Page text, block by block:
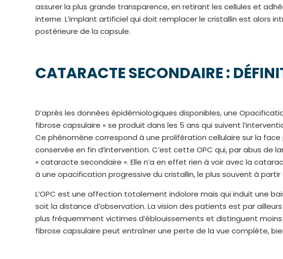
assurer la plus grande transparence, en retirant les cellules et
interne. L’implant artificiel qui doit remplacer le cristallin est alors
postérieure de la capsule.
CATARACTE SECONDAIRE :
D’après les données épidémiologiques disponibles, une
fibrose capsulaire » se produit dans les 5 ans qui suivent
Ce phénomène correspond à une prolifération cellulaire sur la
conservée en fin d’intervention. C’est cette OPC qui, par abus de
« cataracte secondaire ». Elle n’a en effet rien à voir avec la
à une opacification progressive du cristallin, le plus souvent à partir
L’OPC est une affection totalement indolore mais qui induit une
soit la distance d’observation. La vision des patients est par
plus fréquemment victimes d’éblouissements et distinguent moins
fibrose capsulaire peut entraîner une perte de la vue complète,